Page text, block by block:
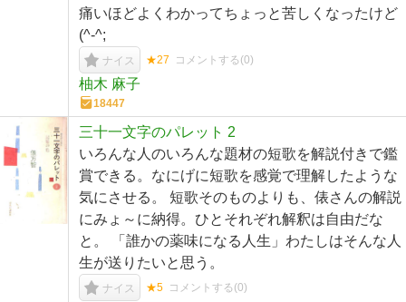
痛いほどよくわかってちょっと苦しくなったけど
(^-^;
ナイス ★27 コメントする(0)
柚木 麻子
18447
三十一文字のパレット 2
いろんな人のいろんな題材の短歌を解説付きで鑑
賞できる。なにげに短歌を感覚で理解したような
気にさせる。 短歌そのものよりも、俵さんの解説
にみょ～に納得。ひとそれぞれ解釈は自由だな
と。 「誰かの薬味になる人生」わたしはそんな人
生が送りたいと思う。
ナイス ★5 コメントする(0)